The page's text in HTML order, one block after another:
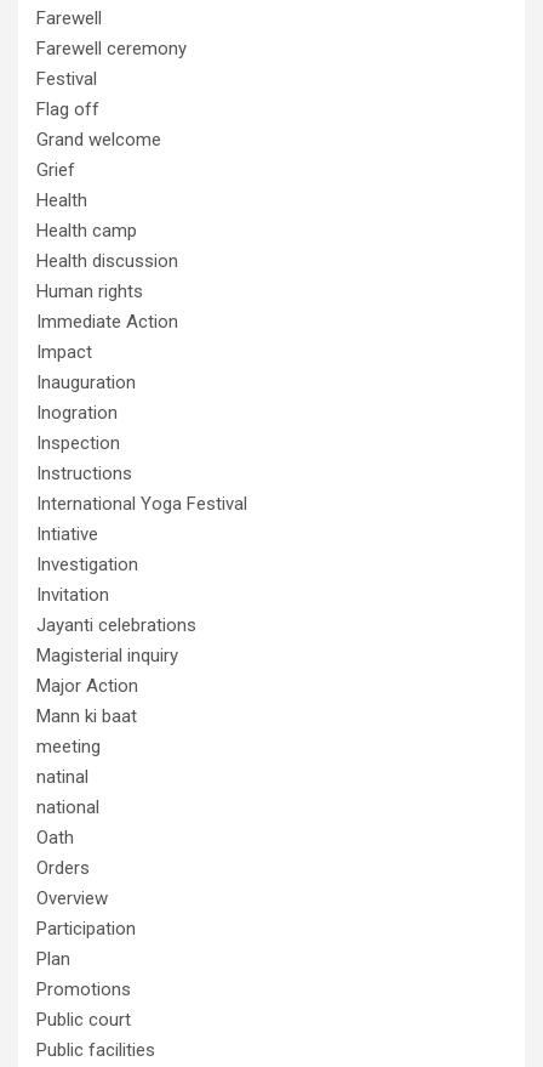
Farewell
Farewell ceremony
Festival
Flag off
Grand welcome
Grief
Health
Health camp
Health discussion
Human rights
Immediate Action
Impact
Inauguration
Inogration
Inspection
Instructions
International Yoga Festival
Intiative
Investigation
Invitation
Jayanti celebrations
Magisterial inquiry
Major Action
Mann ki baat
meeting
natinal
national
Oath
Orders
Overview
Participation
Plan
Promotions
Public court
Public facilities